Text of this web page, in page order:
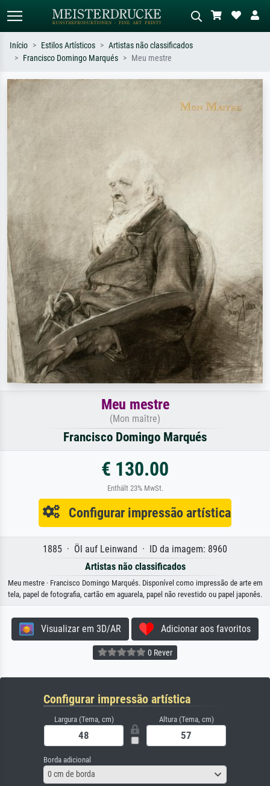
Descreva a cena – ex: prado verde,
abstrato com muito vermelho, pintura
a óleo escura, nu em pé ao lado de
Início Estilos Artísticos
Artistas não classificados
Francisco Domingo Marqués
Meu mestre
Meu mestre
(Mon maître)
Francisco Domingo Marqués
€ 130.00
Enthält 23% MwSt.
Configurar impressão artística
1885 · Öl auf Leinwand · ID da imagem: 8960
Artistas não classificados
Meu mestre · Francisco Domingo Marqués. Disponível como impressão de arte em
tela, papel de fotografia, cartão em aguarela, papel não revestido ou papel japonês.
Visualizar em 3D/AR Adicionar aos favoritos
0 Rever
Configurar impressão artística
Largura (Tema, cm) Altura (Tema, cm)
Borda adicional
0 cm de borda